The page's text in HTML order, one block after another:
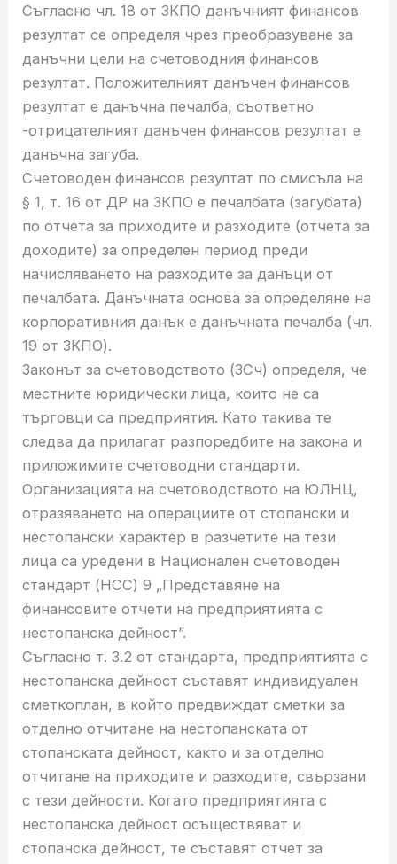
Съгласно чл. 18 от ЗКПО данъчният финансов
резултат се определя чрез преобразуване за
данъчни цели на счетоводния финансов
резултат. Положителният данъчен финансов
резултат е данъчна печалба, съответно
-отрицателният данъчен финансов резултат е
данъчна загуба.
Счетоводен финансов резултат по смисъла на
§ 1, т. 16 от ДР на ЗКПО е печалбата (загубата)
по отчета за приходите и разходите (отчета за
доходите) за определен период преди
начисляването на разходите за данъци от
печалбата. Данъчната основа за определяне на
корпоративния данък е данъчната печалба (чл.
19 от ЗКПО).
Законът за счетоводството (ЗСч) определя, че
местните юридически лица, които не са
търговци са предприятия. Като такива те
следва да прилагат разпоредбите на закона и
приложимите счетоводни стандарти.
Организацията на счетоводството на ЮЛНЦ,
отразяването на операциите от стопански и
нестопански характер в разчетите на тези
лица са уредени в Национален счетоводен
стандарт (НСС) 9 „Представяне на
финансовите отчети на предприятията с
нестопанска дейност”.
Съгласно т. 3.2 от стандарта, предприятията с
нестопанска дейност съставят индивидуален
сметкоплан, в който предвиждат сметки за
отделно отчитане на нестопанската от
стопанската дейност, както и за отделно
отчитане на приходите и разходите, свързани
с тези дейности. Когато предприятията с
нестопанска дейност осъществяват и
стопанска дейност, те съставят отчет за